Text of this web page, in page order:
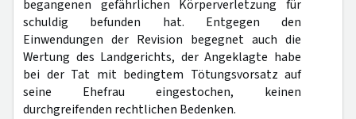
begangenen gefährlichen Körperverletzung für
schuldig befunden hat. Entgegen den
Einwendungen der Revision begegnet auch die
Wertung des Landgerichts, der Angeklagte habe
bei der Tat mit bedingtem Tötungsvorsatz auf
seine Ehefrau eingestochen, keinen
durchgreifenden rechtlichen Bedenken.